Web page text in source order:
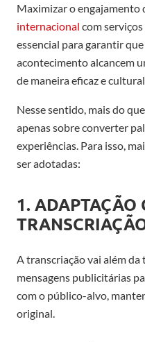
Maximizar o engajamento
internacional com
essencial para garantir
acontecimento alcancem
de maneira eficaz e
Nesse sentido, mais do
apenas sobre converter
experiências. Para isso,
ser adotadas:
1. ADAPTAÇÃO
A transcriação vai além
mensagens publicitárias
com o público-alvo,
original.